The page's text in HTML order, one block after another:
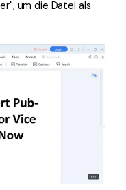
um die Datei als